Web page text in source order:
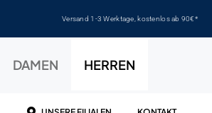
Versand 1-3 Werktage, kostenlos ab 90€*
DAMEN HERREN